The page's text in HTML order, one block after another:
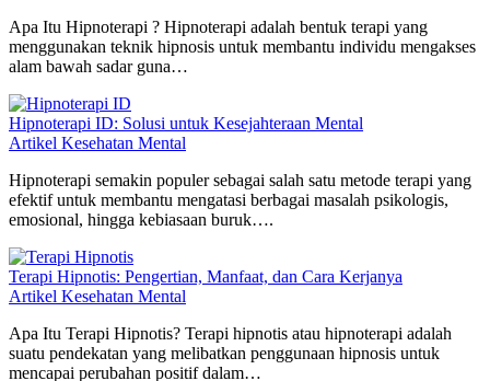
Apa Itu Hipnoterapi ? Hipnoterapi adalah bentuk terapi yang
menggunakan teknik hipnosis untuk membantu individu mengakses
alam bawah sadar guna…
Hipnoterapi ID: Solusi untuk Kesejahteraan Mental
Artikel Kesehatan Mental
Hipnoterapi semakin populer sebagai salah satu metode terapi yang
efektif untuk membantu mengatasi berbagai masalah psikologis,
emosional, hingga kebiasaan buruk….
Terapi Hipnotis: Pengertian, Manfaat, dan Cara Kerjanya
Artikel Kesehatan Mental
Apa Itu Terapi Hipnotis? Terapi hipnotis atau hipnoterapi adalah
suatu pendekatan yang melibatkan penggunaan hipnosis untuk
mencapai perubahan positif dalam…